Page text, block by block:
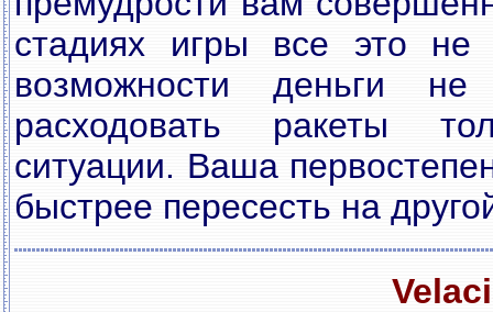
стадиях игры все это не
возможности деньги
расходовать ракеты
ситуации. Ваша
быстрее пересесть на